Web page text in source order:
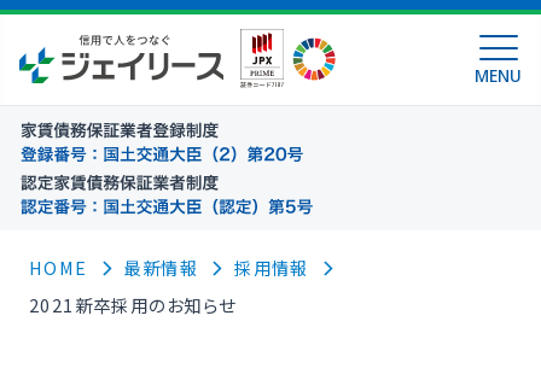
MENU
HOME 最新情報
採用情報
2021新卒採用のお知らせ